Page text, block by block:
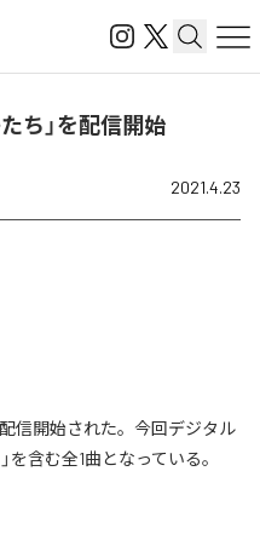
ち」を配信開始
2021.4.23
配信開始された。今回デジタル
を含む全1曲となっている。